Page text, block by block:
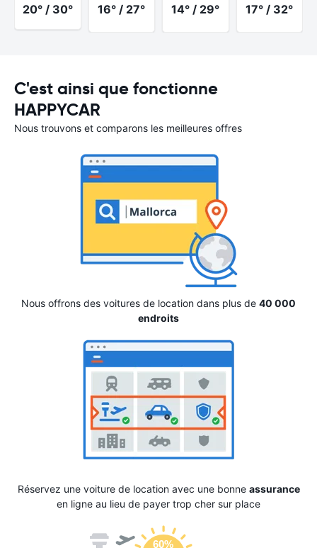
20° / 30° 16° / 27° 14° / 29° 17° / 32°
C'est ainsi que fonctionne
HAPPYCAR
Nous trouvons et comparons les meilleures offres
Nous offrons des voitures de location dans plus de 40 000
endroits
Réservez une voiture de location avec une bonne assurance
en ligne au lieu de payer trop cher sur place